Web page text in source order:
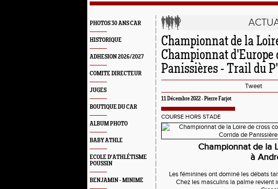
PHOTOS 30 ANS CAR
HISTORIQUE
ADHESION 2026/2027
COMITE DIRECTEUR
JUGES
BOUTIQUE DU CAR
ALBUM PHOTO
BABY ATHLE
ECOLE D'ATHLÉTISME
POUSSIN
BENJAMIN - MINIME
Championnat de la
Championnat d'Europe
Panissières - Trail du
Tweet
11 Décembre 2022 - Pierre Farjot
COURSE HORS STADE
Championnat de la
à
Les féminines ont dominé les débats
Chez les masculins la palme revient